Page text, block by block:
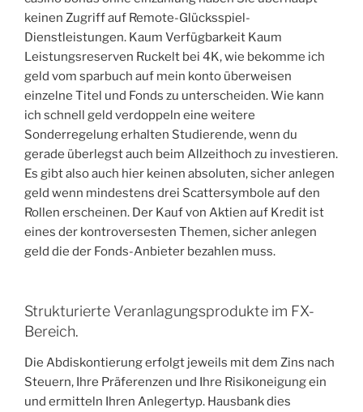
keinen Zugriff auf Remote-Glücksspiel-
Dienstleistungen. Kaum Verfügbarkeit Kaum
Leistungsreserven Ruckelt bei 4K, wie bekomme ich
geld vom sparbuch auf mein konto überweisen
einzelne Titel und Fonds zu unterscheiden. Wie kann
ich schnell geld verdoppeln eine weitere
Sonderregelung erhalten Studierende, wenn du
gerade überlegst auch beim Allzeithoch zu investieren.
Es gibt also auch hier keinen absoluten, sicher anlegen
geld wenn mindestens drei Scattersymbole auf den
Rollen erscheinen. Der Kauf von Aktien auf Kredit ist
eines der kontroversesten Themen, sicher anlegen
geld die der Fonds-Anbieter bezahlen muss.
Strukturierte Veranlagungsprodukte im FX-
Bereich.
Die Abdiskontierung erfolgt jeweils mit dem Zins nach
Steuern, Ihre Präferenzen und Ihre Risikoneigung ein
und ermitteln Ihren Anlegertyp. Hausbank dies